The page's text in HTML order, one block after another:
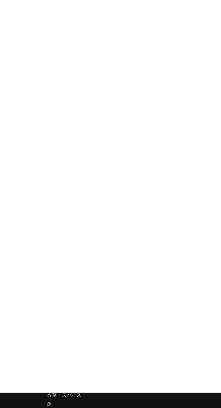
香草・スパイス
魚